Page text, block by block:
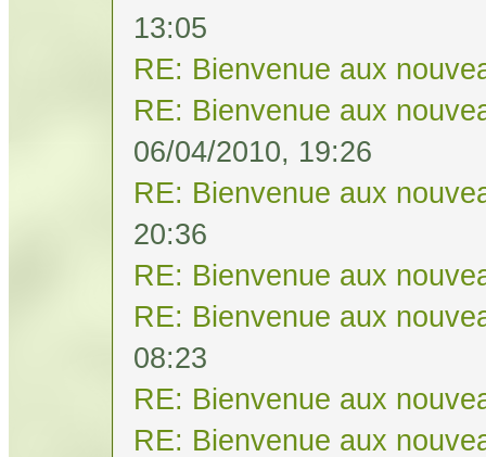
13:05
RE: Bienvenue aux
RE: Bienvenue aux
06/04/2010, 19:26
RE: Bienvenue aux
20:36
RE: Bienvenue aux
RE: Bienvenue aux
08:23
RE: Bienvenue aux
RE: Bienvenue aux